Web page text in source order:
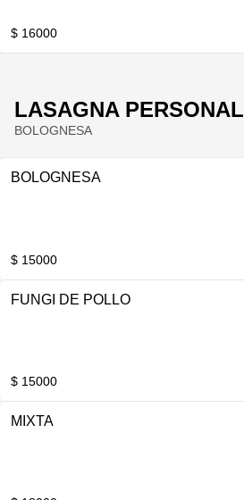
$ 16000
LASAGNA PERSONAL
BOLOGNESA
BOLOGNESA
$ 15000
FUNGI DE POLLO
$ 15000
MIXTA